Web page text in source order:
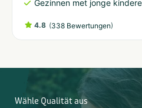
Gezinnen met jonge
4.8 (338 Bewertungen)
Wähle Qualität aus